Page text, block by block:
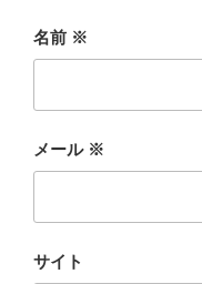
名前 ※
メール ※
サイト